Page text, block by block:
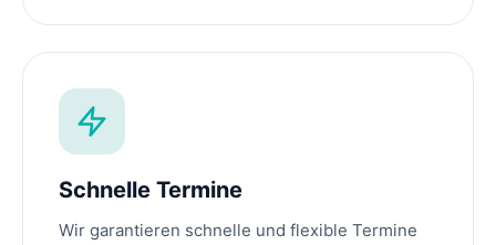
Schnelle Termine
Wir garantieren schnelle und flexible Termine